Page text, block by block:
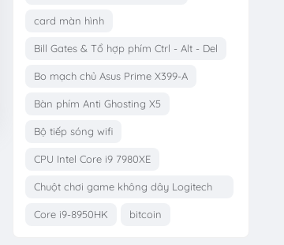
card màn hình
Bill Gates & Tổ hợp phím Ctrl - Alt - Del
Bo mạch chủ Asus Prime X399-A
Bàn phím Anti Ghosting X5
Bộ tiếp sóng wifi
CPU Intel Core i9 7980XE
Chuột chơi game không dây Logitech
G703
Core i9-8950HK bitcoin